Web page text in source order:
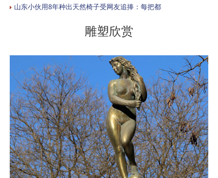
山东小伙用8年种出天然椅子受网友追捧：每把都
雕塑欣赏